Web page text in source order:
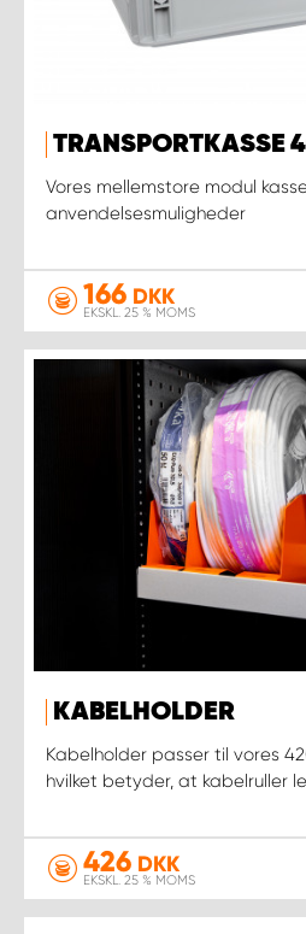
TRANSPORTKASSE
Vores mellemstore modul
anvendelsesmuligheder
166 DKK
EKSKL. 25 % MOMS
KABELHOLDER
Kabelholder passer til vores
hvilket betyder, at kabelruller
426 DKK
EKSKL. 25 % MOMS